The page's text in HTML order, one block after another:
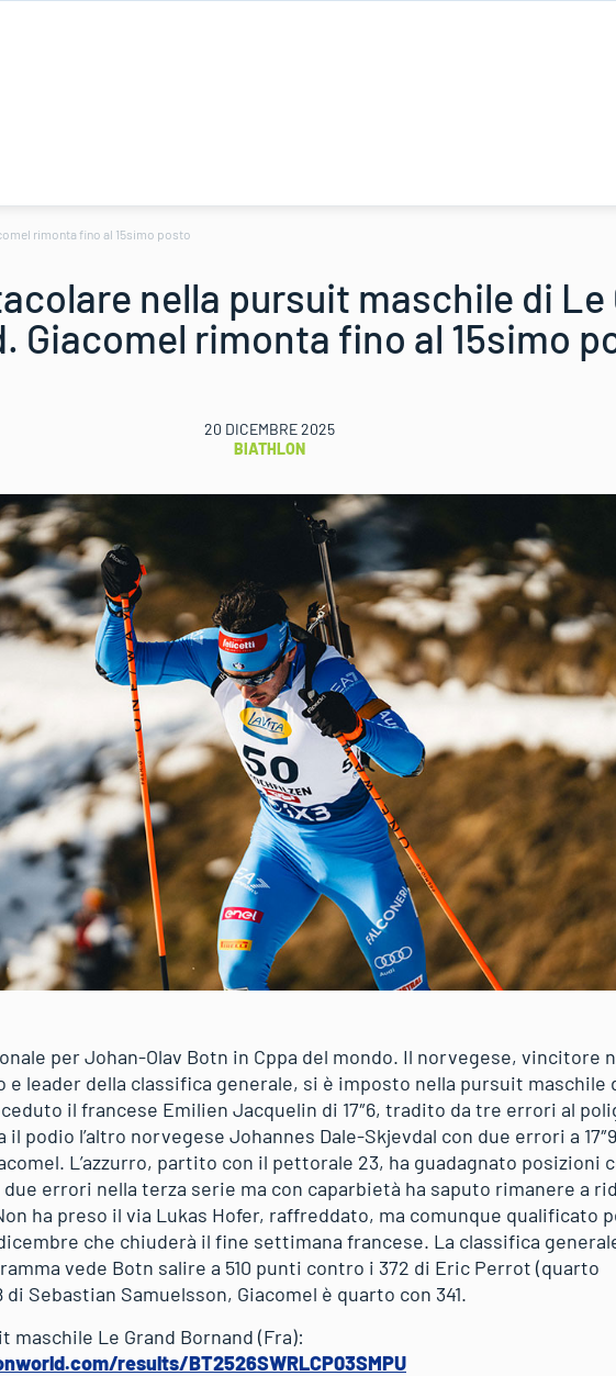
rimonta fino al 15simo posto
nella pursuit maschile di Le
Giacomel rimonta fino al 15simo
20 DICEMBRE 2025
BIATHLON
per Johan-Olav Botn in Cppa del mondo. Il norvegese, vincitore
leader della classifica generale, si è imposto nella pursuit maschile
il francese Emilien Jacquelin di 17″6, tradito da tre errori al
il podio l’altro norvegese Johannes Dale-Skjevdal con due errori a
L’azzurro, partito con il pettorale 23, ha guadagnato posizioni
errori nella terza serie ma con caparbietà ha saputo rimanere a
ha preso il via Lukas Hofer, raffreddato, ma comunque qualificato
che chiuderà il fine settimana francese. La classifica
vede Botn salire a 510 punti contro i 372 di Eric Perrot (quarto
di Sebastian Samuelsson, Giacomel è quarto con 341.
maschile Le Grand Bornand (Fra):
results/BT2526SWRLCP03SMPU